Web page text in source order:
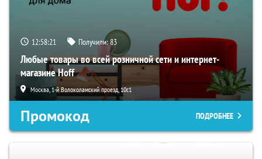
12:58:20 Получили:83
Любые товары во всей розничной сети и интернет-
магазине Hoff
Москва, 1-й Волоколамский проезд, 10с1
Промокод ПОДРОБНЕЕ